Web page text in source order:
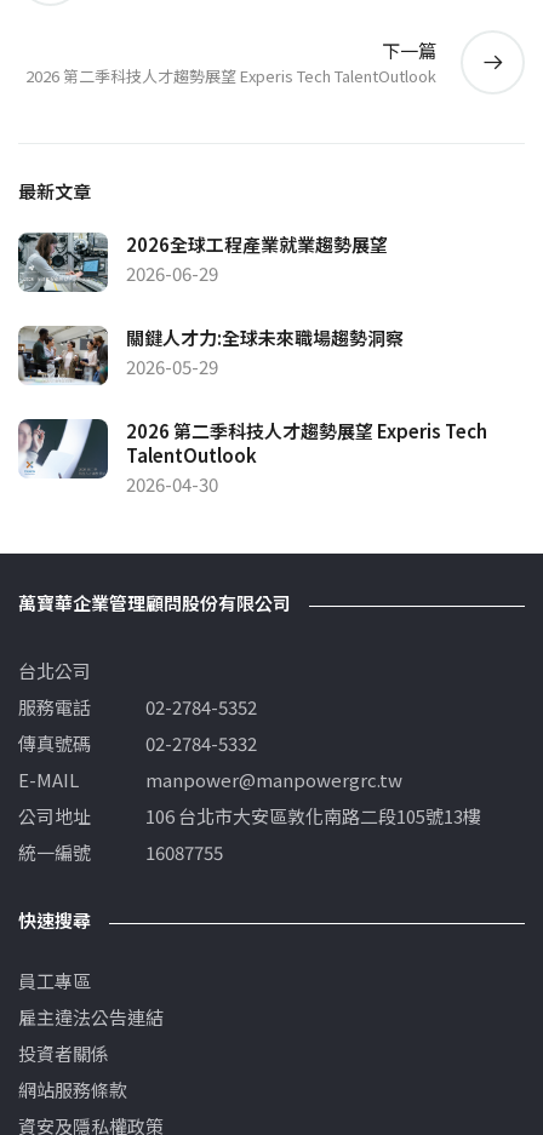
下一篇
2026 第二季科技人才趨勢展望 Experis Tech TalentOutlook
最新文章
2026全球工程產業就業趨勢展望
2026-06-29
關鍵人才力:全球未來職場趨勢洞察
2026-05-29
2026 第二季科技人才趨勢展望 Experis Tech
TalentOutlook
2026-04-30
萬寶華企業管理顧問股份有限公司
台北公司
服務電話
02-2784-5352
傳真號碼
02-2784-5332
E-MAIL
manpower@manpowergrc.tw
公司地址
106 台北市大安區敦化南路二段105號13樓
統一編號
16087755
快速搜尋
員工專區
雇主違法公告連結
投資者關係
網站服務條款
資安及隱私權政策